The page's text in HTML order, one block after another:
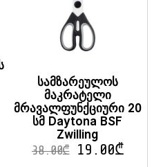
სამზარეულოს
მაკრატელი
მრავალფუნქციური 20
სმ Daytona BSF
Zwilling
38.00₾ 19.00₾